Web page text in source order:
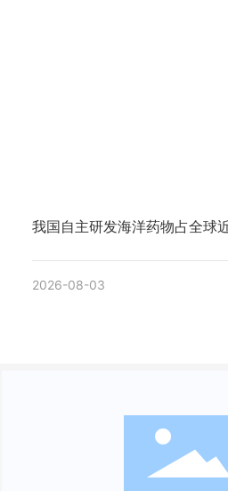
我国自主研发海洋药物占全球
2026-08-03